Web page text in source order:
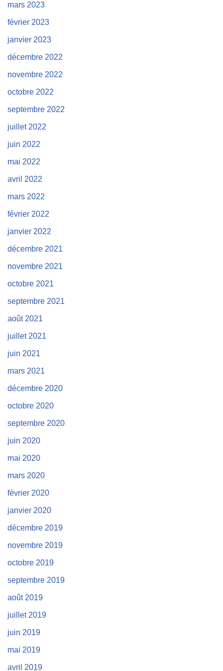
mars 2023
février 2023
janvier 2023
décembre 2022
novembre 2022
octobre 2022
septembre 2022
juillet 2022
juin 2022
mai 2022
avril 2022
mars 2022
février 2022
janvier 2022
décembre 2021
novembre 2021
octobre 2021
septembre 2021
août 2021
juillet 2021
juin 2021
mars 2021
décembre 2020
octobre 2020
septembre 2020
juin 2020
mai 2020
mars 2020
février 2020
janvier 2020
décembre 2019
novembre 2019
octobre 2019
septembre 2019
août 2019
juillet 2019
juin 2019
mai 2019
avril 2019